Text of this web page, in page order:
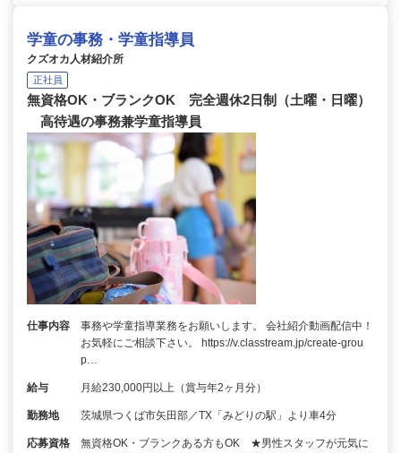
学童の事務・学童指導員
クズオカ人材紹介所
正社員
無資格OK・ブランクOK 完全週休2日制（土曜・日曜）
高待遇の事務兼学童指導員
仕事内容
事務や学童指導業務をお願いします。 会社紹介動画配信中！
お気軽にご相談下さい。 https://v.classtream.jp/create-grou
p…
給与 月給230,000円以上（賞与年2ヶ月分）
勤務地 茨城県つくば市矢田部／TX「みどりの駅」より車4分
応募資格
無資格OK・ブランクある方もOK ★男性スタッフが元気に